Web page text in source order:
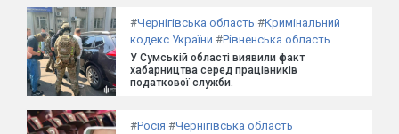
#Чернігівська область #Кримінальний
кодекс України #Рівненська область
У Сумській області виявили факт
хабарництва серед працівників
податкової служби.
#Росія #Чернігівська область